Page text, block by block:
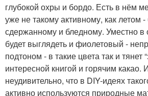
глубокой охры и бордо. Есть в нём
уже не такому активному, как летом
сдержанному и бледному. Уместно в
будет выглядеть и фиолетовый -
подтоном - в такие цвета так и тянет
интересной книгой и горячим
неудивительно, что в DIY-идеях
активно используются природные